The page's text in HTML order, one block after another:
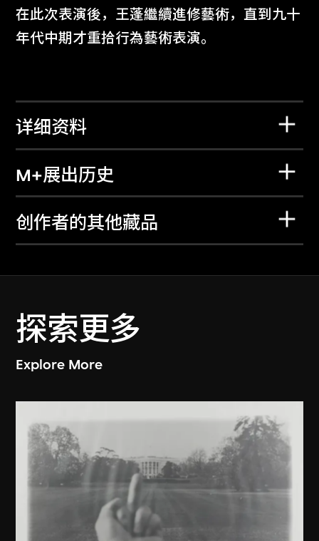
在此次表演後，王蓬繼續進修藝術，直到九十
年代中期才重拾行為藝術表演。
详细资料
M+展出历史
创作者的其他藏品
探索更多
Explore More